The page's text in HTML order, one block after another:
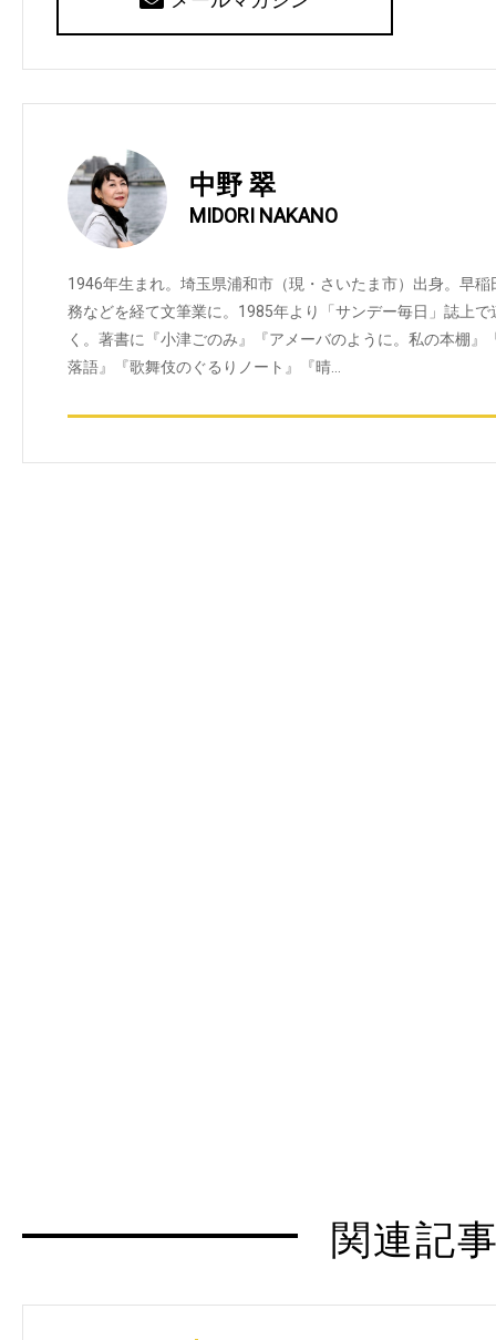
中野 翠
MIDORI NAKANO
1946年生まれ。埼玉県浦和市（現・さいたま市）出身。早
務などを経て文筆業に。1985年より「サンデー毎日」誌上
く。著書に『小津ごのみ』『アメーバのように。私の本棚
落語』『歌舞伎のぐるりノート』『晴…
関連記